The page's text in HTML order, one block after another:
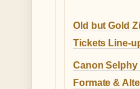
Old but Gold
Tickets Line-
Canon Selphy
Formate &